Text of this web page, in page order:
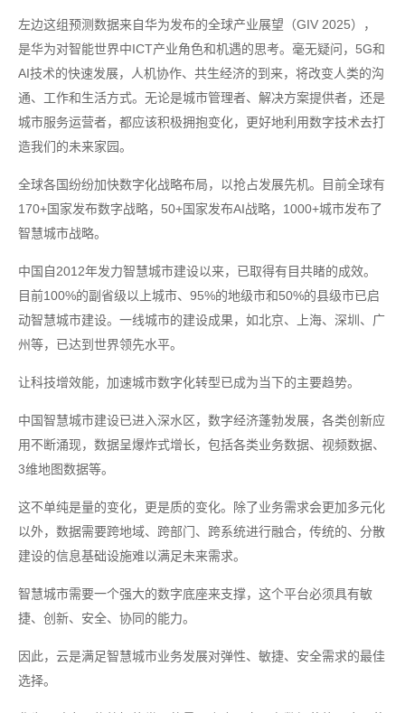
左边这组预测数据来自华为发布的全球产业展望（GIV 2025），
是华为对智能世界中ICT产业角色和机遇的思考。毫无疑问，5G和
AI技术的快速发展，人机协作、共生经济的到来，将改变人类的沟
通、工作和生活方式。无论是城市管理者、解决方案提供者，还是
城市服务运营者，都应该积极拥抱变化，更好地利用数字技术去打
造我们的未来家园。
全球各国纷纷加快数字化战略布局，以抢占发展先机。目前全球有
170+国家发布数字战略，50+国家发布AI战略，1000+城市发布了
智慧城市战略。
中国自2012年发力智慧城市建设以来，已取得有目共睹的成效。
目前100%的副省级以上城市、95%的地级市和50%的县级市已启
动智慧城市建设。一线城市的建设成果，如北京、上海、深圳、广
州等，已达到世界领先水平。
让科技增效能，加速城市数字化转型已成为当下的主要趋势。
中国智慧城市建设已进入深水区，数字经济蓬勃发展，各类创新应
用不断涌现，数据呈爆炸式增长，包括各类业务数据、视频数据、
3维地图数据等。
这不单纯是量的变化，更是质的变化。除了业务需求会更加多元化
以外，数据需要跨地域、跨部门、跨系统进行融合，传统的、分散
建设的信息基础设施难以满足未来需求。
智慧城市需要一个强大的数字底座来支撑，这个平台必须具有敏
捷、创新、安全、协同的能力。
因此，云是满足智慧城市业务发展对弹性、敏捷、安全需求的最佳
选择。